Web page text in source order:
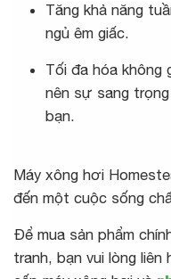
Tăng khả năng
ngủ êm giấc.
Tối đa hóa không
nên sự sang
bạn.
Máy xông hơi
đến một cuộc sống
Để mua sản phẩm
tranh, bạn vui lòng liên